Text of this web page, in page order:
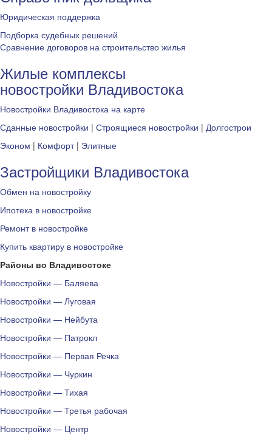
Юридическая поддержка
Подборка судебных решений
Сравнение договоров на строительство жилья
Жилые комплексы
новостройки Владивостока
Новостройки Владивостока на карте
Сданные новостройки | Строящиеся новостройки | Долгострои
Эконом | Комфорт| Элитные
Застройщики Владивостока
Обмен на новостройку
Ипотека в новостройке
Ремонт в новостройке
Купить квартиру в новостройке
Районы во Владивостоке
Новостройки — Баляева
Новостройки — Луговая
Новостройки — Нейбута
Новостройки — Патрокл
Новостройки — Первая Речка
Новостройки — Чуркин
Новостройки — Тихая
Новостройки — Третья рабочая
Новостройки — Центр